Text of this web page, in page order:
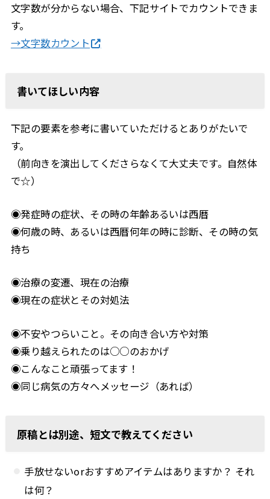
文字数が分からない場合、下記サイトでカウントできま
す。
→文字数カウント
書いてほしい内容
下記の要素を参考に書いていただけるとありがたいで
す。
（前向きを演出してくださらなくて大丈夫です。自然体
で☆）
◉発症時の症状、その時の年齢あるいは西暦
◉何歳の時、あるいは西暦何年の時に診断、その時の気
持ち
◉治療の変遷、現在の治療
◉現在の症状とその対処法
◉不安やつらいこと。その向き合い方や対策
◉乗り越えられたのは○○のおかげ
◉こんなこと頑張ってます！
◉同じ病気の方々へメッセージ（あれば）
原稿とは別途、短文で教えてください
手放せないorおすすめアイテムはありますか？ それ
は何？